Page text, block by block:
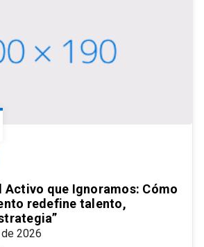
Activo que Ignoramos: Cómo
redefine talento,
2026